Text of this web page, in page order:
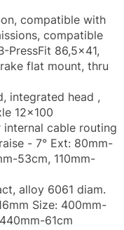
compatible with
compatible
PressFit 86,5x41,
flat mount, thru
integrated head ,
12x100
internal cable routing
- 7° Ext: 80mm-
53cm, 110mm-
alloy 6061 diam.
Size: 400mm-
61cm